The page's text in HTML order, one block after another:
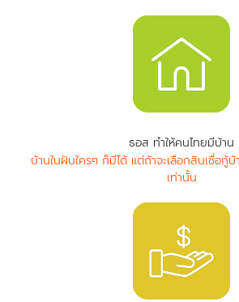
ธอส ทำให้คนไทยมีบ้าน
บ้านในฝันใครๆ ก็มีได้ แต่ถ้าจะเลือกสินเชื่อกู้
เท่านั้น